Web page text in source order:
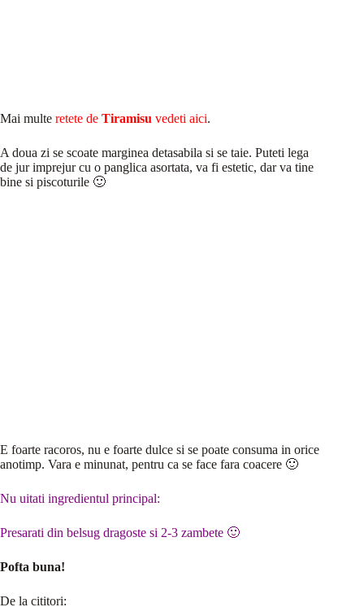
Mai multe retete de Tiramisu vedeti aici.
A doua zi se scoate marginea detasabila si se taie. Puteti lega
de jur imprejur cu o panglica asortata, va fi estetic, dar va tine
bine si piscoturile 🙂
E foarte racoros, nu e foarte dulce si se poate consuma in orice
anotimp. Vara e minunat, pentru ca se face fara coacere 🙂
Nu uitati ingredientul principal:
Presarati din belsug dragoste si 2-3 zambete 🙂
Pofta buna!
De la cititori: